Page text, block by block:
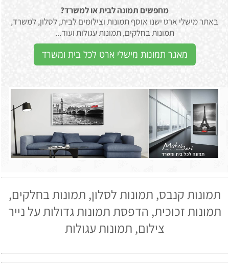
מחפשים תמונה לבית או למשרד?
באתר מישלי ארט ישנו אוסף תמונות וצילומים לבית, לסלון, למשרד,
תמונות בחלקים, תמונות עגולות ועוד...
מאגר תמונות מישלי ארט לכל בית ומשרד
תמונות קנבס, תמונות לסלון, תמונות בחלקים,
תמונות זכוכית, הדפסת תמונות גדולות על נייר
צילום, תמונות עגולות